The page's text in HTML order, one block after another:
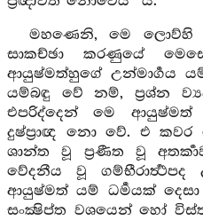
මහණෙනි, මෙ ලොව්හි
සාකච්ඡා කරණුයේ
ආයුෂ්මත්හුගේ උන්මාර්‍ගය
යම්බඳු වේ නම්, ප්‍රශ්න
එපරිද්දෙන් මෙ ආයුෂ්මත්
දුෂ්ප්‍රාඥ නො වේ. එ
ශාන්ත වූ ප්‍රණීත වූ
වේදනීය වූ
ආයුෂ්මත් යම් ධර්‍මයක් දෙසා
සංක්‍ෂිප්ත වශයෙන් හෝ